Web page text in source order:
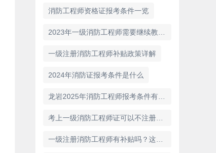
消防工程师资格证报考条件一览
一级注册消防工程师补贴政策详解
2024年消防证报考条件是什么